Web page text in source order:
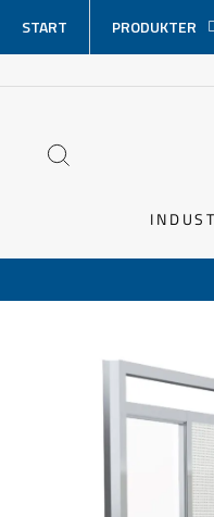
over
innhold
START PRODUKTER